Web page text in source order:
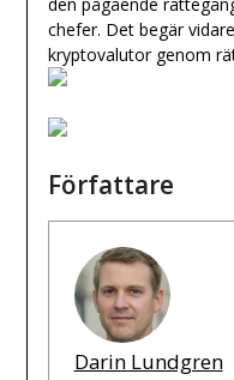
chefer. Det begär
kryptovalutor genom
Författare
Darin Lundgren